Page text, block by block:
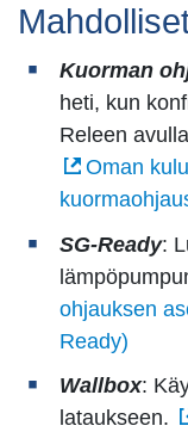
Kuorman
heti, kun
Releen
Oman
SG-Ready:
ohjauksen
Ready)
Wallbox:
lataukseen.